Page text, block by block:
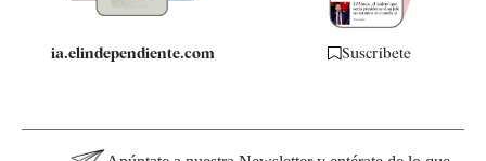
ia.elindependiente.com Suscríbete